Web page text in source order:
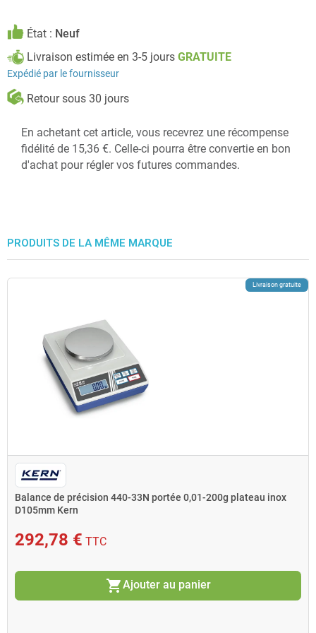
État : Neuf
Livraison estimée en 3-5 jours GRATUITE
Expédié par le fournisseur
Retour sous 30 jours
En achetant cet article, vous recevrez une récompense
fidélité de 15,36 €. Celle-ci pourra être convertie en bon
d'achat pour régler vos futures commandes.
PRODUITS DE LA MÊME MARQUE
Livraison gratuite
Balance de précision 440-33N portée 0,01-200g plateau inox
D105mm Kern
292,78 € TTC
shopping_cartAjouter au panier